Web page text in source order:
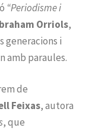
“Periodisme i
Orriols,
generacions i
amb paraules.
de
Feixas, autora
, que